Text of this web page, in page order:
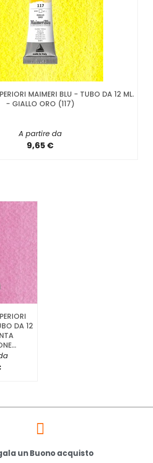
MAIMERI BLU - TUBO DA 12 ML.
- GIALLO ORO (117)
A partire da
9,65 €
DA 12
un Buono acquisto